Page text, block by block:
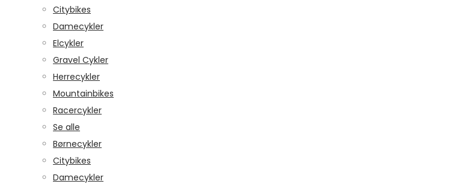
Citybikes
Damecykler
Elcykler
Gravel Cykler
Herrecykler
Mountainbikes
Racercykler
Se alle
Børnecykler
Citybikes
Damecykler